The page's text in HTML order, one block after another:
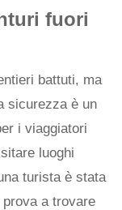
fuori
battuti, ma
sicurezza è un
i viaggiatori
luoghi
turista è stata
a trovare